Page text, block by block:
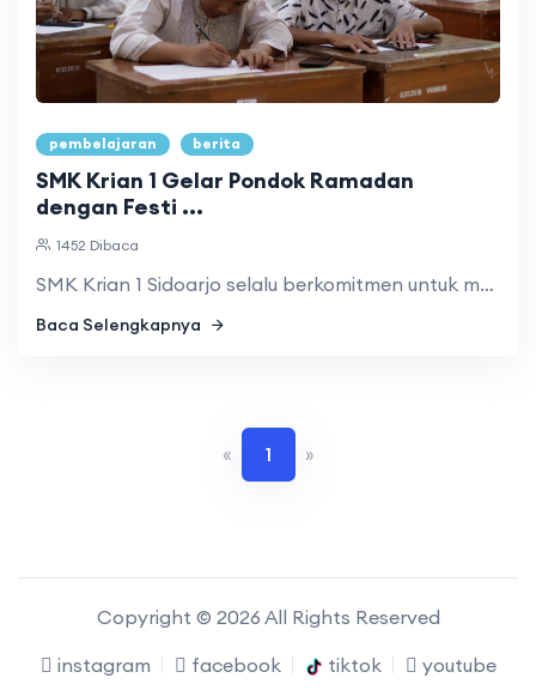
pembelajaran berita
SMK Krian 1 Gelar Pondok Ramadan
dengan Festi ...
1452 Dibaca
SMK Krian 1 Sidoarjo selalu berkomitmen untuk menjalankan am ...
Baca Selengkapnya
« 1 »
Copyright © 2026 All Rights Reserved
instagram
facebook tiktok youtube